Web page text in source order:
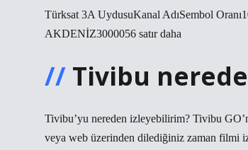
Türksat 3A UydusuKanal AdıSembol
AKDENİZ3000056 satır daha
Tivibu
Tivibu’yu nereden izleyebilirim? Tivibu
veya web üzerinden dilediğiniz zaman filmi